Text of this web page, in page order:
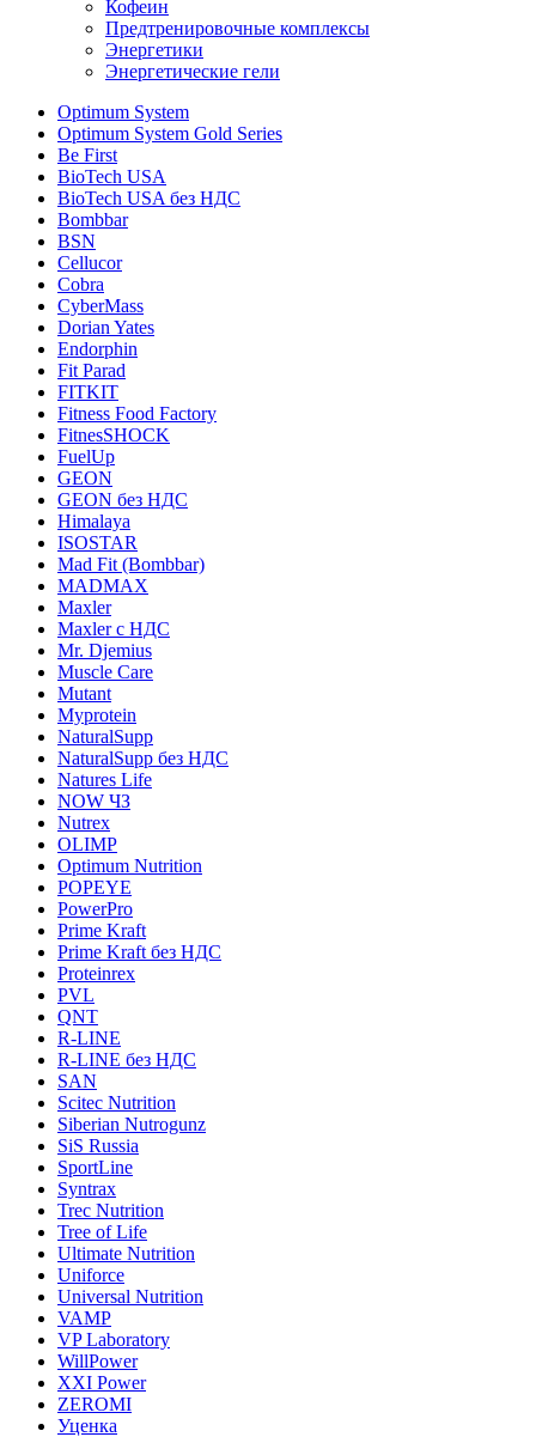
Кофеин
Предтренировочные комплексы
Энергетики
Энергетические гели
Optimum System
Optimum System Gold Series
Be First
BioTech USA
BioTech USA без НДС
Bombbar
BSN
Cellucor
Cobra
CyberMass
Dorian Yates
Endorphin
Fit Parad
FITKIT
Fitness Food Factory
FitnesSHOCK
FuelUp
GEON
GEON без НДС
Himalaya
ISOSTAR
Mad Fit (Bombbar)
MADMAX
Maxler
Maxler с НДС
Mr. Djemius
Muscle Care
Mutant
Myprotein
NaturalSupp
NaturalSupp без НДС
Natures Life
NOW ЧЗ
Nutrex
OLIMP
Optimum Nutrition
POPEYE
PowerPro
Prime Kraft
Prime Kraft без НДС
Proteinrex
PVL
QNT
R-LINE
R-LINE без НДС
SAN
Scitec Nutrition
Siberian Nutrogunz
SiS Russia
SportLine
Syntrax
Trec Nutrition
Tree of Life
Ultimate Nutrition
Uniforce
Universal Nutrition
VAMP
VP Laboratory
WillPower
XXI Power
ZEROMI
Уценка